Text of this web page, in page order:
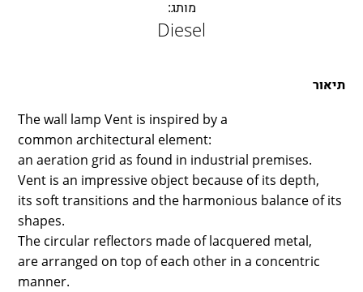
LAMBERT & FILS
ROGER PRADIER
TOBIAS GRAU
GROK
מותג:
Diesel
תיאור
The wall lamp Vent is inspired by a
common architectural element:
an aeration grid as found in industrial premises.
Vent is an impressive object because of its depth,
its soft transitions and the harmonious balance of its
shapes.
The circular reflectors made of lacquered metal,
are arranged on top of each other in a concentric
manner.